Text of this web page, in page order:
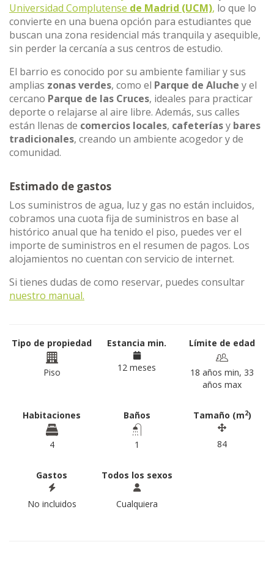
Universidad Complutense de Madrid (UCM), lo que lo
convierte en una buena opción para estudiantes que
buscan una zona residencial más tranquila y asequible,
sin perder la cercanía a sus centros de estudio.
El barrio es conocido por su ambiente familiar y sus
amplias zonas verdes, como el Parque de Aluche y el
cercano Parque de las Cruces, ideales para practicar
deporte o relajarse al aire libre. Además, sus calles
están llenas de comercios locales, cafeteríasy bares
tradicionales, creando un ambiente acogedor y de
comunidad.
Estimado de gastos
Los suministros de agua, luz y gas no están incluidos,
cobramos una cuota fija de suministros en base al
histórico anual que ha tenido el piso, puedes ver el
importe de suministros en el resumen de pagos. Los
alojamientos no cuentan con servicio de internet.
Si tienes dudas de como reservar, puedes consultar
nuestro manual.
Tipo de propiedad
Piso
Estancia min.
12 meses
Límite de edad
18 años min, 33
años max
Habitaciones
4
Baños
1
Tamaño (m2)
84
Gastos
No incluidos
Todos los sexos
Cualquiera